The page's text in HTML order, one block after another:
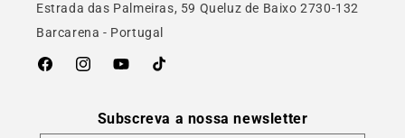
Estrada das Palmeiras, 59 Queluz de Baixo 2730-132
Barcarena - Portugal
FacebookInstagramYouTubeTikTok
Subscreva a nossa newsletter